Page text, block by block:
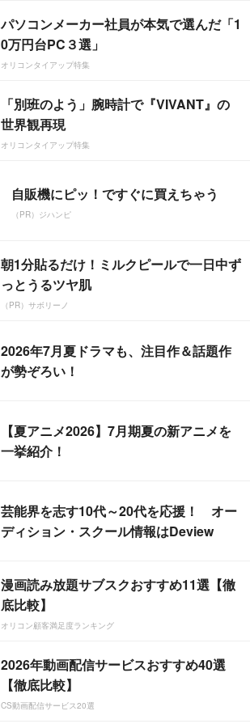
パソコンメーカー社員が本気で選んだ「1
0万円台PC３選」
オリコンタイアップ特集
「別班のよう」腕時計で『VIVANT』の
世界観再現
オリコンタイアップ特集
自販機にピッ！ですぐに買えちゃう
（PR）ジハンピ
朝1分貼るだけ！ミルクピールで一日中ず
っとうるツヤ肌
（PR）サボリーノ
2026年7月夏ドラマも、注目作＆話題作
が勢ぞろい！
【夏アニメ2026】7月期夏の新アニメを
一挙紹介！
芸能界を志す10代～20代を応援！ オー
ディション・スクール情報はDeview
漫画読み放題サブスクおすすめ11選【徹
底比較】
オリコン顧客満足度ランキング
2026年動画配信サービスおすすめ40選
【徹底比較】
CS動画配信サービス20選